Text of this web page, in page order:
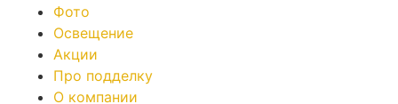
Фото
Освещение
Акции
Про подделку
О компании